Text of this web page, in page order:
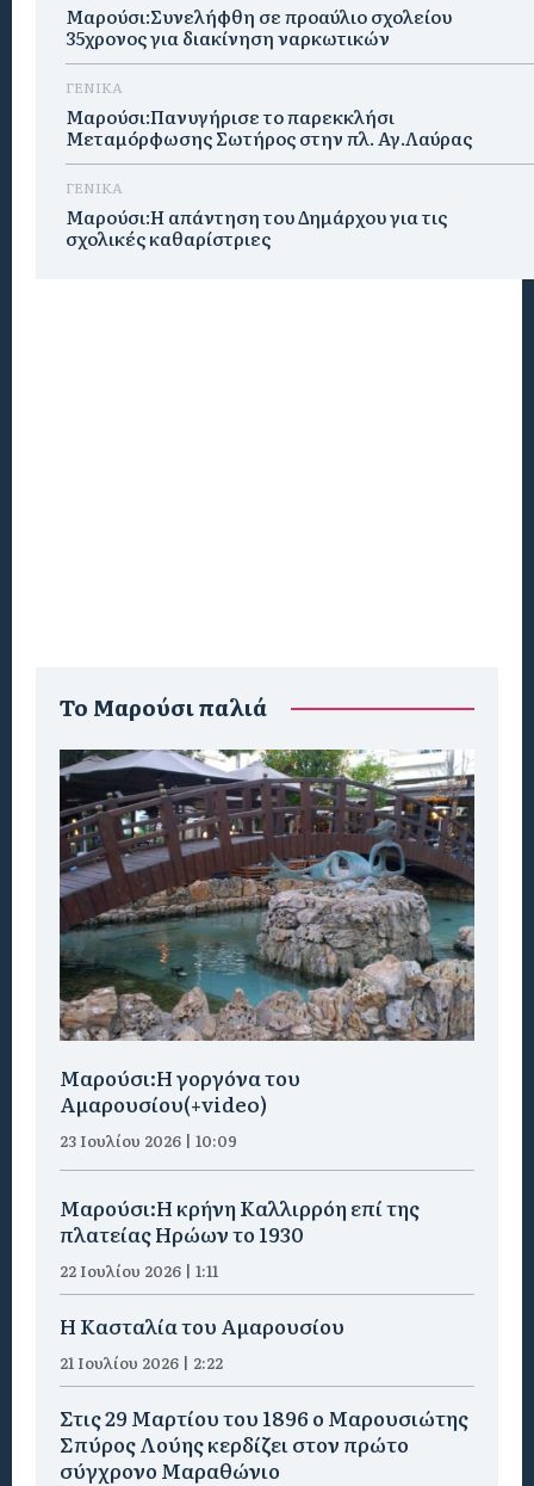
Μαρούσι:Συνελήφθη σε προαύλιο σχολείου
35χρονος για διακίνηση ναρκωτικών
ΓΕΝΙΚΑ
Μαρούσι:Πανυγήρισε το παρεκκλήσι
Μεταμόρφωσης Σωτήρος στην πλ. Αγ.Λαύρας
ΓΕΝΙΚΑ
Μαρούσι:Η απάντηση του Δημάρχου για τις
σχολικές καθαρίστριες
To Μαρούσι παλιά
Μαρούσι:H γοργόνα του
Αμαρουσίου(+video)
23 Ιουλίου 2026 | 10:09
Μαρούσι:Η κρήνη Καλλιρρόη επί της
πλατείας Ηρώων το 1930
22 Ιουλίου 2026 | 1:11
Η Κασταλία του Αμαρουσίου
21 Ιουλίου 2026 | 2:22
Στις 29 Μαρτίου του 1896 ο Μαρουσιώτης
Σπύρος Λούης κερδίζει στον πρώτο
σύγχρονο Μαραθώνιο